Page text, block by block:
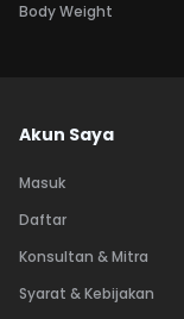
Body Weight
Akun Saya
Masuk
Daftar
Konsultan & Mitra
Syarat & Kebijakan